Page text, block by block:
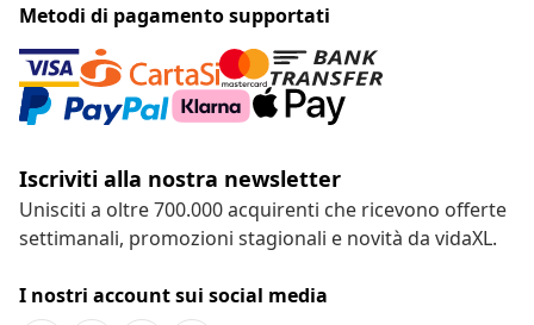
Metodi di pagamento supportati
Iscriviti alla nostra newsletter
Unisciti a oltre 700.000 acquirenti che ricevono offerte
settimanali, promozioni stagionali e novità da vidaXL.
I nostri account sui social media